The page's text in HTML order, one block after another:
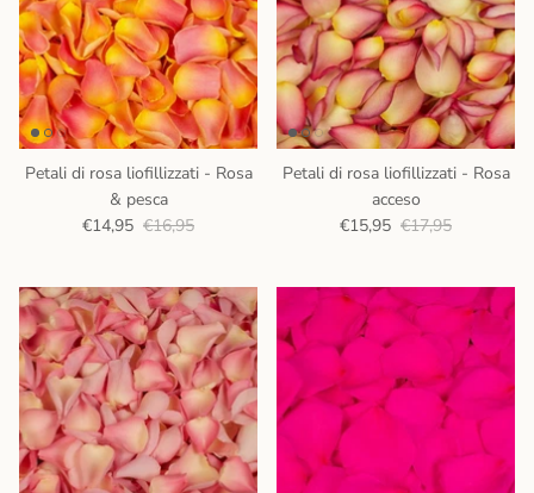
Petali di rosa liofillizzati - Rosa
& pesca
€14,95 €16,95
Petali di rosa liofillizzati - Rosa
acceso
€15,95 €17,95